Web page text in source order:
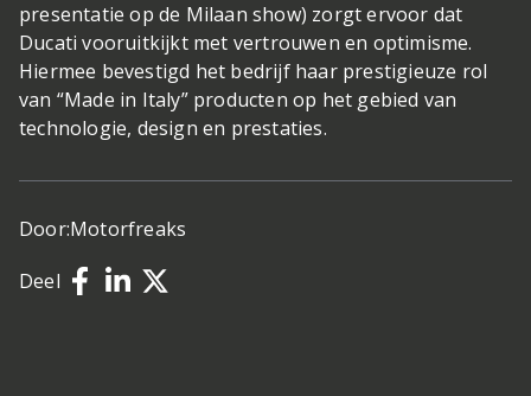
presentatie op de Milaan show) zorgt ervoor dat
Ducati vooruitkijkt met vertrouwen en optimisme.
Hiermee bevestigd het bedrijf haar prestigieuze rol
van “Made in Italy” producten op het gebied van
technologie, design en prestaties.
Door:Motorfreaks
Deel